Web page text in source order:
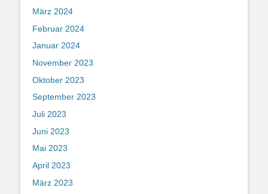
März 2024
Februar 2024
Januar 2024
November 2023
Oktober 2023
September 2023
Juli 2023
Juni 2023
Mai 2023
April 2023
März 2023